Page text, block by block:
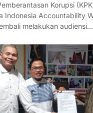
Korupsi
Indonesia Accountability
melakukan audiensi…